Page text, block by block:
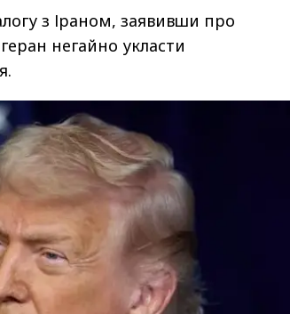
з Іраном, заявивши про
негайно укласти